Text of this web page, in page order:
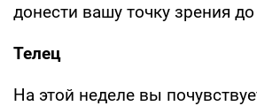
донести вашу точку зрения
Телец
На этой неделе вы